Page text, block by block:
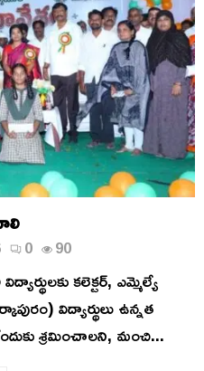
0 90
కలెక్టర్, ఎమ్మెల్యే
విద్యార్థులు ఉన్నత
శ్రమించాలని, మంచి...